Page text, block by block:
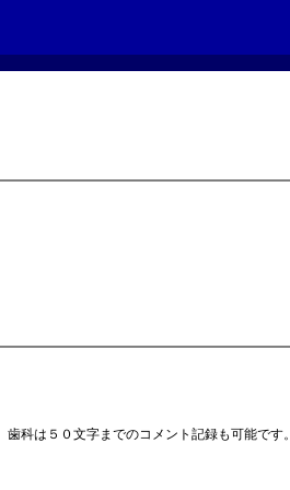
科は５０文字までのコメント記録も可能です。